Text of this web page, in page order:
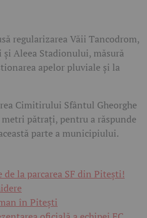
regularizarea Văii Tancodrom,
Aleea Stadionului, măsură
apelor pluviale și la
Cimitirului Sfântul Gheorghe
metri pătrați, pentru a răspunde
parte a municipiului.
de la parcarea SF din Pitești!
în Pitești